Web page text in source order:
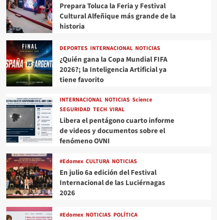
Prepara Toluca la Feria y Festival
Cultural Alfeñique más grande de la
historia
DEPORTES INTERNACIONAL NOTICIAS
¿Quién gana la Copa Mundial FIFA
2026?; la Inteligencia Artificial ya
tiene favorito
INTERNACIONAL NOTICIAS Science
SEGURIDAD TECH VIRAL
Libera el pentágono cuarto informe
de videos y documentos sobre el
fenómeno OVNI
#Edomex CULTURA NOTICIAS
En julio 6a edición del Festival
Internacional de las Luciérnagas
2026
#Edomex NOTICIAS POLÍTICA